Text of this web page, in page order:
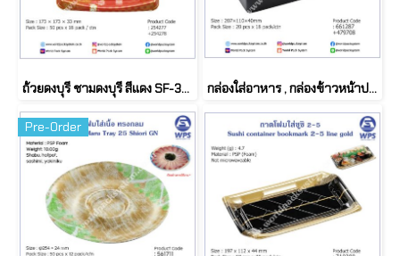
ถ้วยดงบุรี ชามดงบุรี สีแดง SF-35 (50 set) กล่องใส่อาหาร , กล่องข้าวหน้าปลาไหล (20ชุด)
Pre-Order